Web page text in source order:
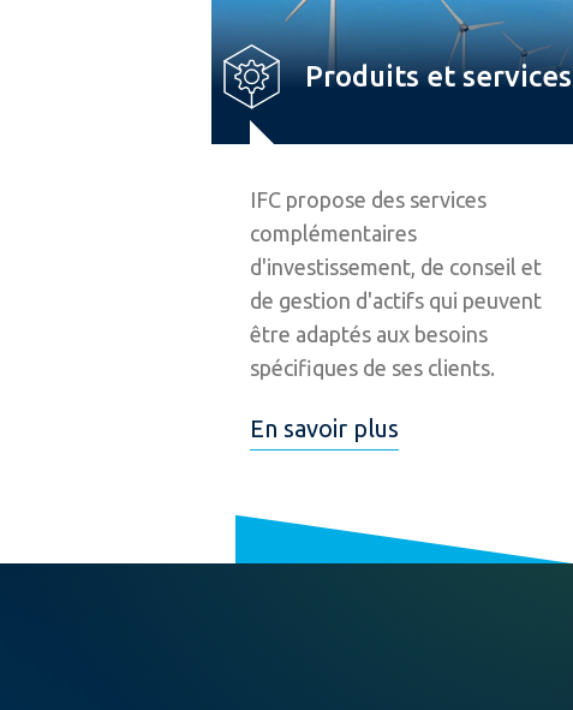
Produits et services
IFC propose des services
complémentaires
d'investissement, de conseil et
de gestion d'actifs qui peuvent
être adaptés aux besoins
spécifiques de ses clients.
En savoir plus